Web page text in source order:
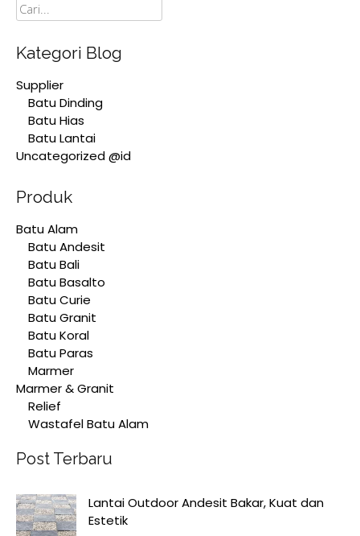
Cari
Kategori Blog
Supplier
Batu Dinding
Batu Hias
Batu Lantai
Uncategorized @id
Produk
Batu Alam
Batu Andesit
Batu Bali
Batu Basalto
Batu Curie
Batu Granit
Batu Koral
Batu Paras
Marmer
Marmer & Granit
Relief
Wastafel Batu Alam
Post Terbaru
Lantai Outdoor Andesit Bakar, Kuat dan
Estetik